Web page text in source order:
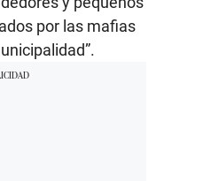
por las mafias